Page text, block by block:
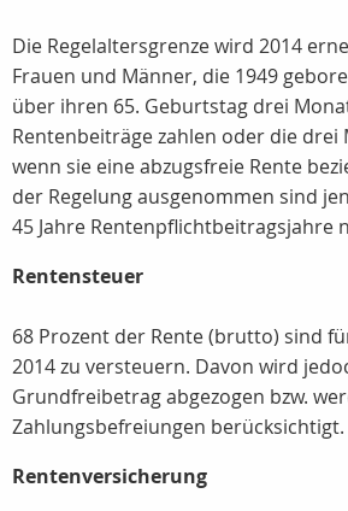
Die Regelaltersgrenze wird 2014
Frauen und Männer, die 1949
über ihren 65. Geburtstag drei
Rentenbeiträge zahlen oder die drei
wenn sie eine abzugsfreie Rente
der Regelung ausgenommen sind
45 Jahre Rentenpflichtbeitragsjahre
Rentensteuer
68 Prozent der Rente (brutto) sind
2014 zu versteuern. Davon wird
Grundfreibetrag abgezogen bzw.
Zahlungsbefreiungen berücksichtigt.
Rentenversicherung